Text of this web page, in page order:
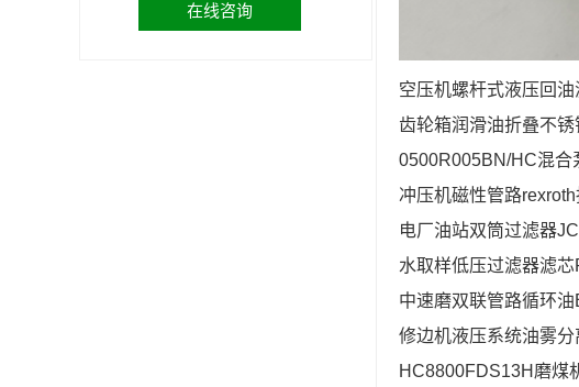
空压机螺杆式液压回
齿轮箱润滑油折叠不
0500R005BN/HC混合
冲压机磁性管路
电厂油站双筒过滤器
水取样低压过滤器滤
中速磨双联管路循环
修边机液压系统油雾
HC8800FDS13H磨煤
在线咨询